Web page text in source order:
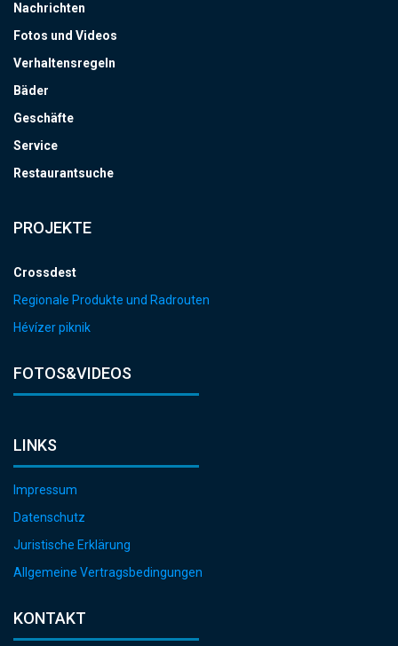
Nachrichten
Fotos und Videos
Verhaltensregeln
Bäder
Geschäfte
Service
Restaurantsuche
PROJEKTE
Crossdest
Regionale Produkte und Radrouten
Hévízer piknik
FOTOS&VIDEOS
LINKS
Impressum
Datenschutz
Juristische Erklärung
Allgemeine Vertragsbedingungen
KONTAKT